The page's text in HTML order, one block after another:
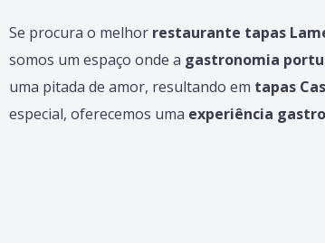
Se procura o melhor restaurante tapas
somos um espaço onde a gastronomia
uma pitada de amor, resultando em tapas
especial, oferecemos uma experiência